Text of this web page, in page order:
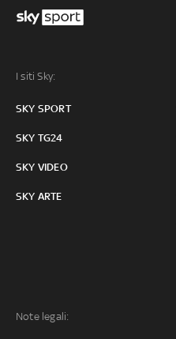
I siti Sky:
SKY SPORT
SKY TG24
SKY VIDEO
SKY ARTE
Note legali: